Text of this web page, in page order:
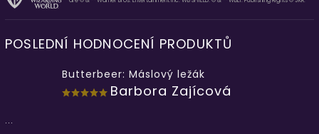
POSLEDNÍ HODNOCENÍ PRODUKTŮ
Butterbeer: Máslový ležák
Barbora Zajícová
...